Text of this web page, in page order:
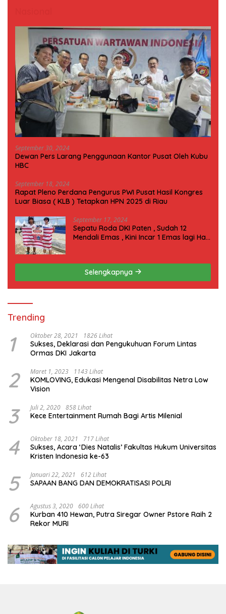
September 30, 2024
Dewan Pers Larang Penggunaan Kantor Pusat Oleh Kubu
HBC
September 18, 2024
Rapat Pleno Perdana Pengurus PWI Pusat Hasil Kongres
Luar Biasa ( KLB ) Tetapkan HPN 2025 di Riau
September 17, 2024
Sepatu Roda DKI Paten , Sudah 12
Mendali Emas , Kini Incar 1 Emas lagi Hari
Selengkapnya
Trending
1 Oktober 28, 2021 1826 Lihat
Sukses, Deklarasi dan Pengukuhuan Forum Lintas
Ormas DKI Jakarta
2 Maret 1, 2023 1143 Lihat
KOMLOVING, Edukasi Mengenal Disabilitas Netra Low
Vision
3 Juli 2, 2020 858 Lihat
Kece Entertainment Rumah Bagi Artis Milenial
4 Oktober 18, 2021 717 Lihat
Sukses, Acara ‘Dies Natalis’ Fakultas Hukum Universitas
Kristen Indonesia ke-63
5 Januari 22, 2021 612 Lihat
SAPAAN BANG DAN DEMOKRATISASI POLRI
6 Agustus 3, 2020 600 Lihat
Kurban 410 Hewan, Putra Siregar Owner Pstore Raih 2
Rekor MURI